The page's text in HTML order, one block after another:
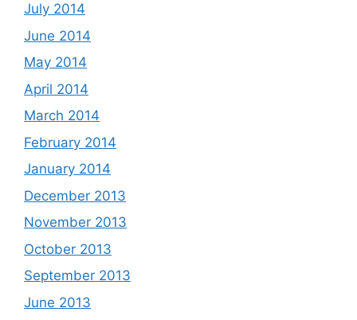
July 2014
June 2014
May 2014
April 2014
March 2014
February 2014
January 2014
December 2013
November 2013
October 2013
September 2013
June 2013